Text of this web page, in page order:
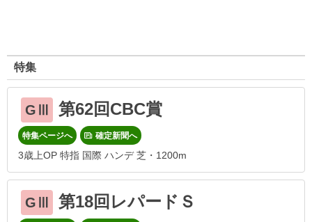
特集
GⅢ 第62回CBC賞
特集ページへ 確定新聞へ
3歳上OP 特指 国際 ハンデ 芝・1200m
GⅢ 第18回レパードＳ